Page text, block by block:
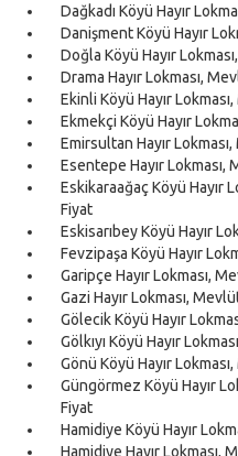
Dağkadı Köyü Hayır
Danişment Köyü Hayır
Doğla Köyü Hayır
Drama Hayır Lokması,
Ekinli Köyü Hayır
Ekmekçi Köyü Hayır
Emirsultan Hayır
Esentepe Hayır Lokması,
Eskikaraağaç Köyü Hayır
Fiyat
Eskisarıbey Köyü Hayır
Fevzipaşa Köyü Hayır
Garipçe Hayır Lokması,
Gazi Hayır Lokması,
Gölecik Köyü Hayır
Gölkıyı Köyü Hayır
Gönü Köyü Hayır
Güngörmez Köyü Hayır
Fiyat
Hamidiye Köyü Hayır
Hamidiye Hayır Lokması,